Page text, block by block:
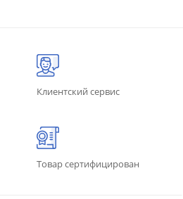
Клиентский сервис
Товар сертифицирован